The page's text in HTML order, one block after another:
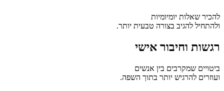
להכיר שאלות יומיומיות
ולהתחיל להגיב בצורה טבעית יותר.
רגשות וחיבור אישי
ביטויים שמקרבים בין אנשים
ועוזרים להרגיש יותר בתוך השפה.